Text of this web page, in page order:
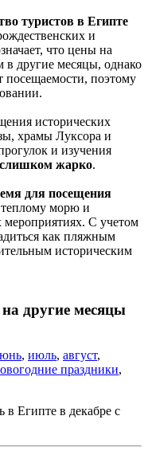
туристов в Египте
и
что цены на
в другие месяцы, однако
посещаемости, поэтому
исторических
храмы Луксора и
и изучения
жарко.
для посещения
теплому морю и
мероприятиях. С учетом
как пляжным
историческим
другие месяцы
, июль, август,
праздники,
в Египте в декабре с